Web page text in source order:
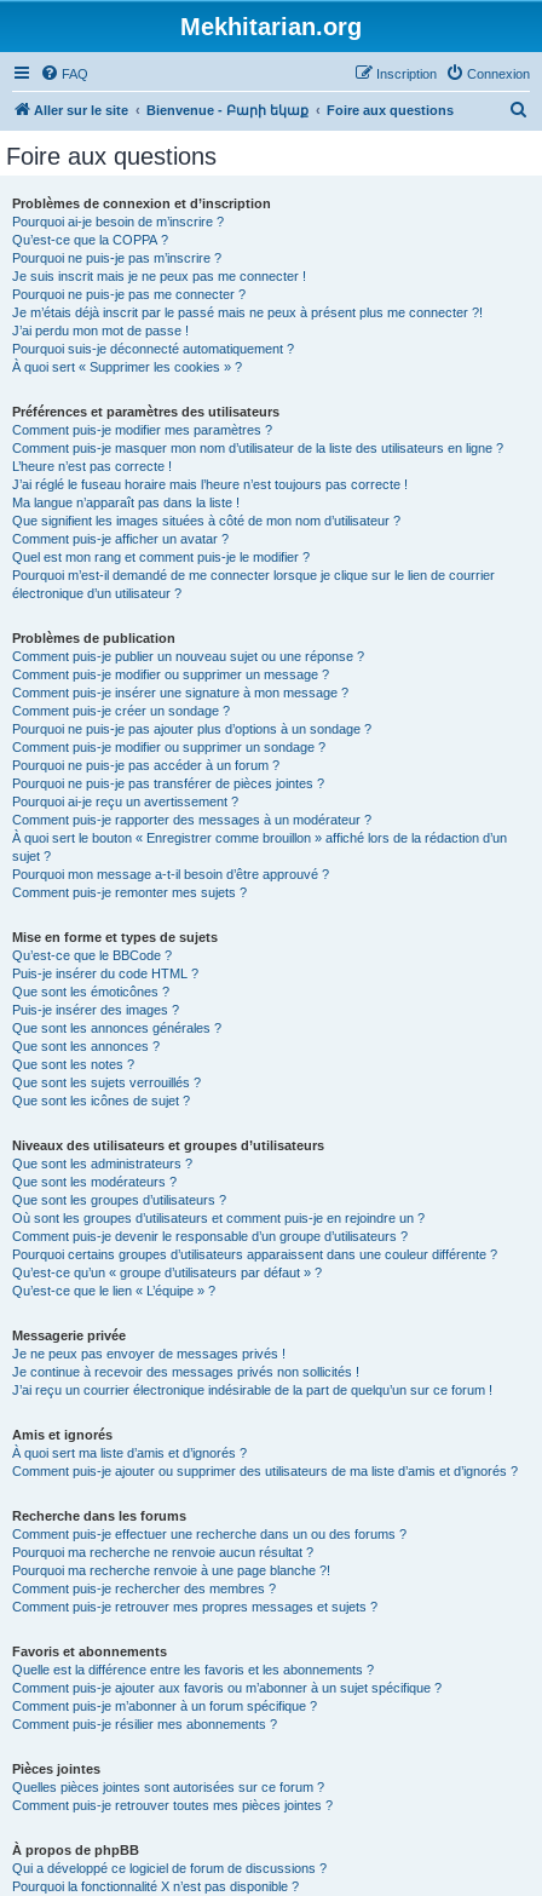
Mekhitarian.org
FAQ Connexion
Inscription
Aller sur le site Bienvenue - Բարի եկաք Foire aux questions
Foire aux questions
Problèmes de connexion et d’inscription
Pourquoi ai-je besoin de m’inscrire ?
Qu’est-ce que la COPPA ?
Pourquoi ne puis-je pas m’inscrire ?
Je suis inscrit mais je ne peux pas me connecter !
Pourquoi ne puis-je pas me connecter ?
Je m’étais déjà inscrit par le passé mais ne peux à présent plus me connecter ?!
J’ai perdu mon mot de passe !
Pourquoi suis-je déconnecté automatiquement ?
À quoi sert « Supprimer les cookies » ?
Préférences et paramètres des utilisateurs
Comment puis-je modifier mes paramètres ?
Comment puis-je masquer mon nom d’utilisateur de la liste des utilisateurs en ligne ?
L’heure n’est pas correcte !
J’ai réglé le fuseau horaire mais l’heure n’est toujours pas correcte !
Ma langue n’apparaît pas dans la liste !
Que signifient les images situées à côté de mon nom d’utilisateur ?
Comment puis-je afficher un avatar ?
Quel est mon rang et comment puis-je le modifier ?
Pourquoi m’est-il demandé de me connecter lorsque je clique sur le lien de courrier
électronique d’un utilisateur ?
Problèmes de publication
Comment puis-je publier un nouveau sujet ou une réponse ?
Comment puis-je modifier ou supprimer un message ?
Comment puis-je insérer une signature à mon message ?
Comment puis-je créer un sondage ?
Pourquoi ne puis-je pas ajouter plus d’options à un sondage ?
Comment puis-je modifier ou supprimer un sondage ?
Pourquoi ne puis-je pas accéder à un forum ?
Pourquoi ne puis-je pas transférer de pièces jointes ?
Pourquoi ai-je reçu un avertissement ?
Comment puis-je rapporter des messages à un modérateur ?
À quoi sert le bouton « Enregistrer comme brouillon » affiché lors de la rédaction d’un
sujet ?
Pourquoi mon message a-t-il besoin d’être approuvé ?
Comment puis-je remonter mes sujets ?
Mise en forme et types de sujets
Qu’est-ce que le BBCode ?
Puis-je insérer du code HTML ?
Que sont les émoticônes ?
Puis-je insérer des images ?
Que sont les annonces générales ?
Que sont les annonces ?
Que sont les notes ?
Que sont les sujets verrouillés ?
Que sont les icônes de sujet ?
Niveaux des utilisateurs et groupes d’utilisateurs
Que sont les administrateurs ?
Que sont les modérateurs ?
Que sont les groupes d’utilisateurs ?
Où sont les groupes d’utilisateurs et comment puis-je en rejoindre un ?
Comment puis-je devenir le responsable d’un groupe d’utilisateurs ?
Pourquoi certains groupes d’utilisateurs apparaissent dans une couleur différente ?
Qu’est-ce qu’un « groupe d’utilisateurs par défaut » ?
Qu’est-ce que le lien « L’équipe » ?
Messagerie privée
Je ne peux pas envoyer de messages privés !
Je continue à recevoir des messages privés non sollicités !
J’ai reçu un courrier électronique indésirable de la part de quelqu’un sur ce forum !
Amis et ignorés
À quoi sert ma liste d’amis et d’ignorés ?
Comment puis-je ajouter ou supprimer des utilisateurs de ma liste d’amis et d’ignorés ?
Recherche dans les forums
Comment puis-je effectuer une recherche dans un ou des forums ?
Pourquoi ma recherche ne renvoie aucun résultat ?
Pourquoi ma recherche renvoie à une page blanche ?!
Comment puis-je rechercher des membres ?
Comment puis-je retrouver mes propres messages et sujets ?
Favoris et abonnements
Quelle est la différence entre les favoris et les abonnements ?
Comment puis-je ajouter aux favoris ou m’abonner à un sujet spécifique ?
Comment puis-je m’abonner à un forum spécifique ?
Comment puis-je résilier mes abonnements ?
Pièces jointes
Quelles pièces jointes sont autorisées sur ce forum ?
Comment puis-je retrouver toutes mes pièces jointes ?
À propos de phpBB
Qui a développé ce logiciel de forum de discussions ?
Pourquoi la fonctionnalité X n’est pas disponible ?